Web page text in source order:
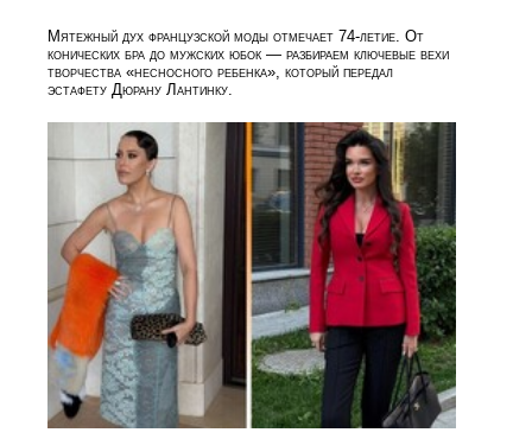
Мятежный дух французской моды отмечает 74-летие. От
конических бра до мужских юбок — разбираем ключевые вехи
творчества «несносного ребенка», который передал
эстафету Дюрану Лантинку.